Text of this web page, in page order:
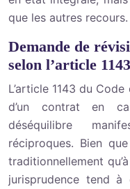
que les autres recours.
Demande de
selon l’article
L’article 1143 du
d’un contrat en
déséquilibre
réciproques. Bien
traditionnellement
jurisprudence tend à